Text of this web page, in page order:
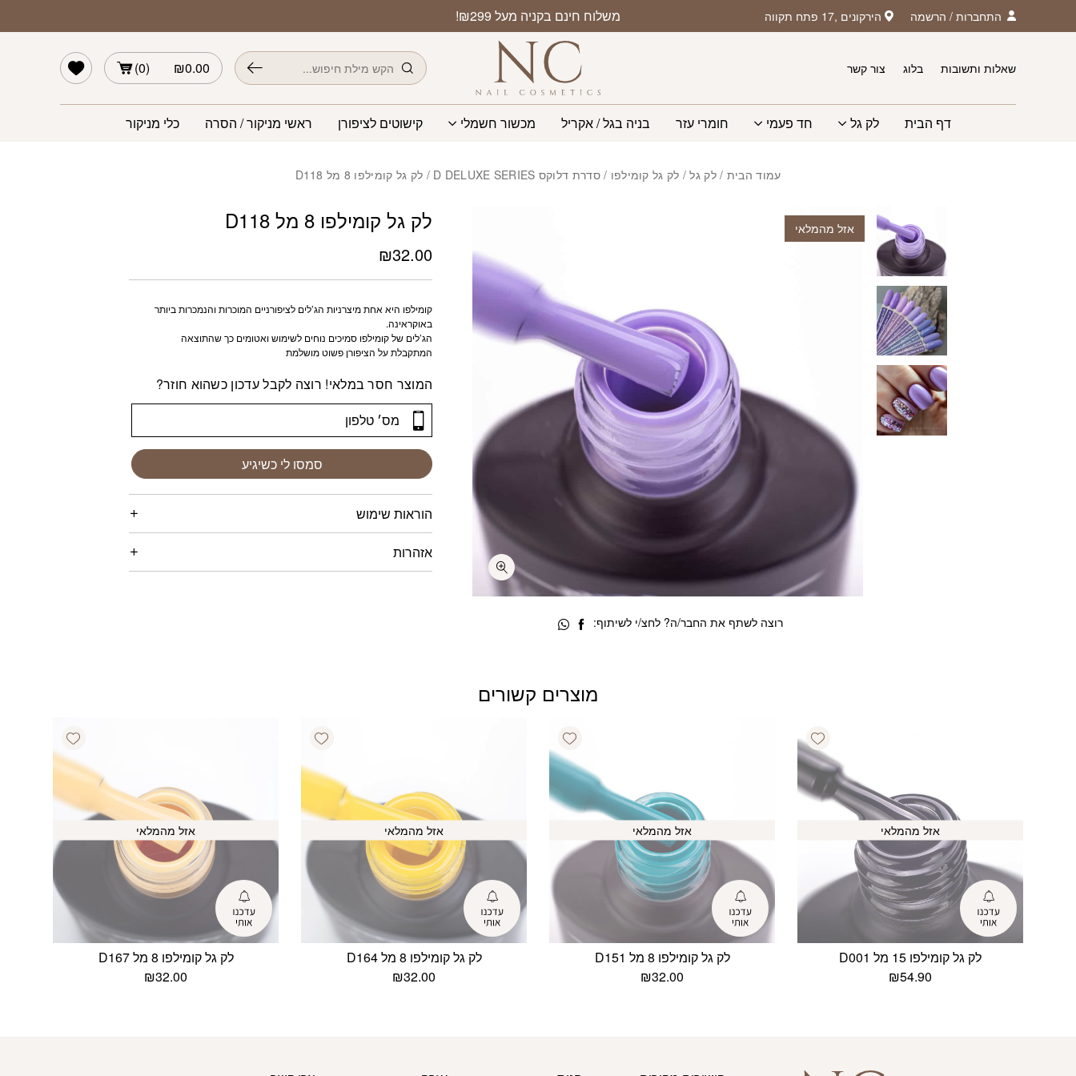
Skip to Content משלוח חינם בקניה מעל ₪299! התחברות / הרשמה הירקונים ,17 פתח תקווה
חיפוש ₪0.00
(
0
)
שאלות ותשובות
בלוג צור קשר
דף הבית לק גל חד פעמי חומרי עזר בניה בגל / אקריל מכשור חשמלי קישוטים לציפורן ראשי מניקור / הסרה כלי מניקור
עמוד הבית /לק גל/ לק גל קומילפו /סדרת דלוקס D DELUXE SERIES / לק גל קומילפו 8 מל D118
לק גל קומילפו 8 מל D118
₪32.00
קומילפו היא אחת מיצרניות הג’לים לציפורניים המוכרות והנמכרות ביותר
באוקראינה.
הג’לים של קומילפו סמיכים נוחים לשימוש ואטומים כך שהתוצאה
המתקבלת על הציפורן פשוט מושלמת
המוצר חסר במלאי! רוצה לקבל עדכון כשהוא חוזר?
סמסו לי כשיגיע
הוראות שימוש
אזהרות
אזל מהמלאי
רוצה לשתף את החבר/ה? לחצ/י לשיתוף:
מוצרים קשורים
Add wishlist
אזל מהמלאי
לק גל קומילפו 15 מל D001
₪54.90
Add wishlist
אזל מהמלאי
לק גל קומילפו 8 מל D151
₪32.00
Add wishlist
אזל מהמלאי
לק גל קומילפו 8 מל D164
₪32.00
Add wishlist
אזל מהמלאי
לק גל קומילפו 8 מל D167
₪32.00
בחזרה למעלה